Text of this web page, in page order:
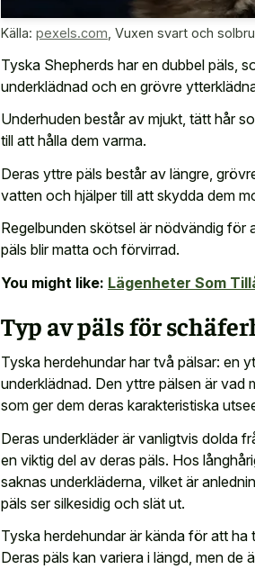
Källa: pexels.com Vuxen svart och
Tyska Shepherds har en dubbel päls,
underklädnad och en grövre
Underhuden består av mjukt, tätt hår
till att hålla dem varma.
Deras yttre päls består av längre,
vatten och hjälper till att skydda dem
Regelbunden skötsel är nödvändig för
päls blir matta och förvirrad.
You might like: Lägenheter Som
Typ av päls för
Tyska herdehundar har två pälsar: en
underklädnad. Den yttre pälsen är vad
som ger dem deras karakteristiska
Deras underkläder är vanligtvis dolda
en viktig del av deras päls. Hos
saknas underkläderna, vilket är
päls ser silkesidig och slät ut.
Tyska herdehundar är kända för att ha
Deras päls kan variera i längd, men de